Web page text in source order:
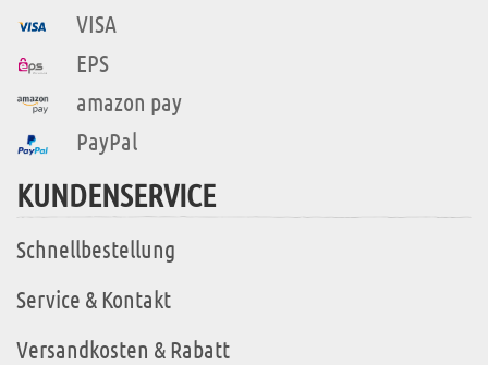
VISA
EPS
amazon pay
PayPal
KUNDENSERVICE
Schnellbestellung
Service & Kontakt
Versandkosten & Rabatt